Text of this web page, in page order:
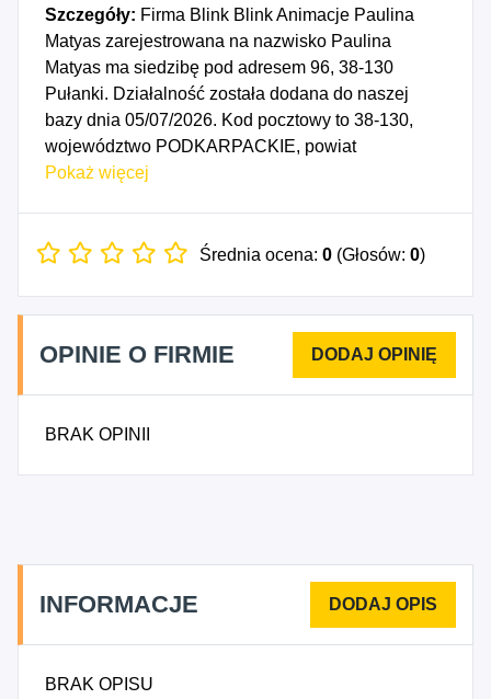
Szczegóły: Firma Blink Blink Animacje Paulina
Matyas zarejestrowana na nazwisko Paulina
Matyas ma siedzibę pod adresem 96, 38-130
Pułanki. Działalność została dodana do naszej
bazy dnia 05/07/2026. Kod pocztowy to 38-130,
województwo PODKARPACKIE, powiat
strzyżowski. Numer Identyfikacji Podatkowej NIP to
545148752. Data rozpoczęcia działalności
działalność rozrywkowa i rekreacyjna, gdzie indziej
niesklasyfikowana.
Pokaż więcej
Średnia ocena: 0 (Głosów: 0)
OPINIE O FIRMIE
BRAK OPINII
INFORMACJE
BRAK OPISU